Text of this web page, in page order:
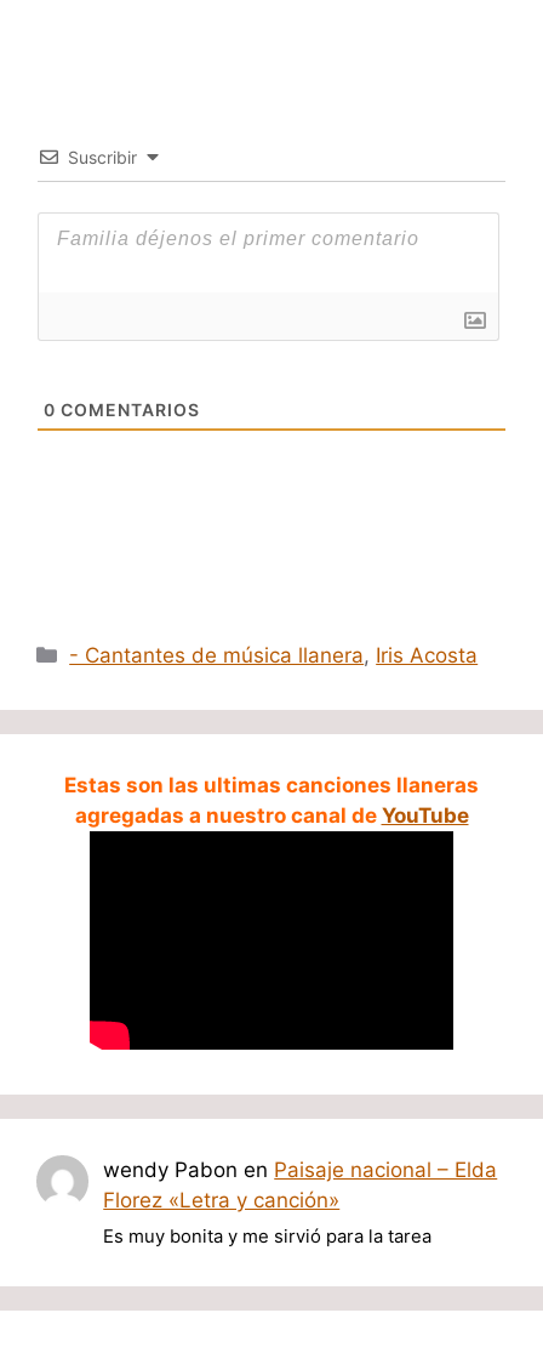
Suscribir
0 COMENTARIOS
Categorías
- Cantantes de música llanera, Iris Acosta
Estas son las ultimas canciones llaneras
agregadas a nuestro canal de YouTube
wendy Pabon en Paisaje nacional – Elda
Florez «Letra y canción»
Es muy bonita y me sirvió para la tarea